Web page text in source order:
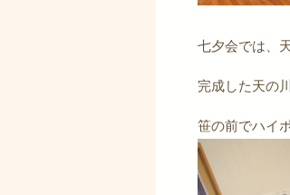
七夕会では、
完成した天の
笹の前でハイ